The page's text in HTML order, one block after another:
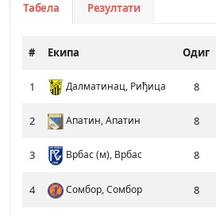
Табела Резултати
# Екипа Одиг
1 Далматинац, Риђица 8
2 Апатин, Апатин 8
3 Врбас (м), Врбас 8
4 Сомбор, Сомбор 8